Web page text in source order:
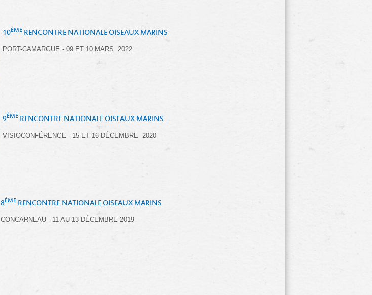
10ÈME RENCONTRE NATIONALE OISEAUX MARINS
PORT-CAMARGUE - 09 ET 10 MARS 2022
9ÈME RENCONTRE NATIONALE OISEAUX MARINS
VISIOCONFÉRENCE - 15 ET 16 DÉCEMBRE 2020
8ÈME RENCONTRE NATIONALE OISEAUX MARINS
CONCARNEAU - 11 AU 13 DÉCEMBRE 2019